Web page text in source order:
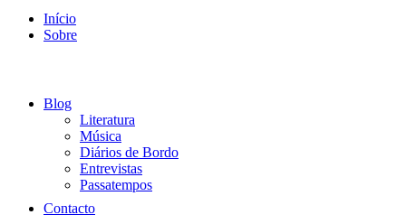
Início
Sobre
Blog
Literatura
Música
Diários de Bordo
Entrevistas
Passatempos
Contacto